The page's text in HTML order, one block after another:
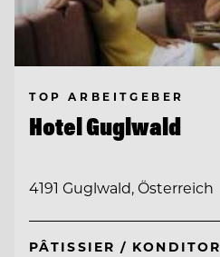
TOP ARBEITGEBER
Hotel Guglwald
4191 Guglwald, Österreich
PÂTISSIER / KONDITOR